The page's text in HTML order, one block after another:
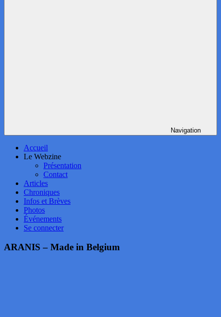
Navigation
Accueil
Le Webzine
Présentation
Contact
Articles
Chroniques
Infos et Brèves
Photos
Événements
Se connecter
ARANIS – Made in Belgium